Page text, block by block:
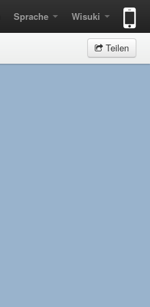
Sprache Wisuki
Teilen